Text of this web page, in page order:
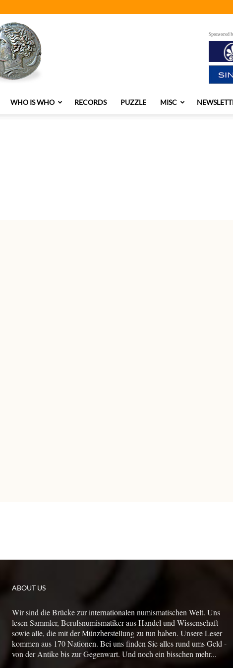
Sponsored
WHO IS WHO RECORDS PUZZLE MISC
ABOUT US
Wir sind die Brücke zur internationalen numismatischen Welt. Uns
lesen Sammler, Berufsnumismatiker aus Handel und Wissenschaft
sowie alle, die mit der Münzherstellung zu tun haben. Unsere Leser
kommen aus 170 Nationen. Bei uns finden Sie alles rund ums Geld -
von der Antike bis zur Gegenwart. Und noch ein bisschen mehr...